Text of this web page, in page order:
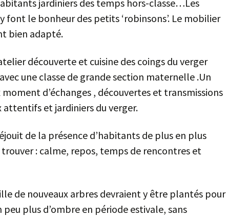
jardiniers des temps hors-classe…Les
font le bonheur des petits ‘robinsons’. Le mobilier
bien adapté.
découverte et cuisine des coings du verger
une classe de grande section maternelle .Un
d’échanges , découvertes et transmissions
et jardiniers du verger.
de la présence d’habitants de plus en plus
: calme, repos, temps de rencontres et
festifs.
de nouveaux arbres devraient y être plantés pour
plus d’ombre en période estivale, sans